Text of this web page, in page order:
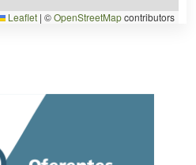
Leaflet | ©OpenStreetMapcontributors